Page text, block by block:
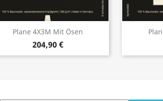
Plane 4X3M Mit Ösen
204,90 €
Vorschau